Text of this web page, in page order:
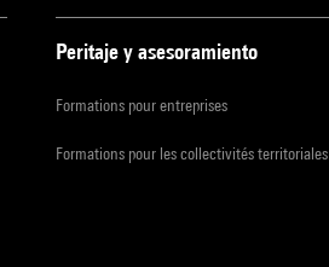
Peritaje y asesoramiento
Formations pour entreprises
Formations pour les collectivités territoriales